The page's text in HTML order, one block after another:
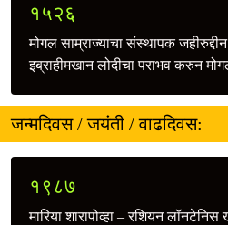
१५२६
मोगल साम्राज्याचा संस्थापक
इब्राहीमखान लोदीचा पराभव करुन
जन्मदिवस / जयंती / वाढदिवस:
१९८७
मारिया शारापोव्हा – रशियन